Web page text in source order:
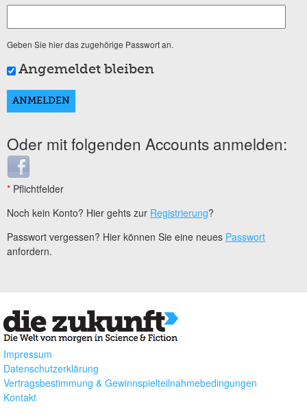
Geben Sie hier das zugehörige Passwort an.
Angemeldet bleiben
Oder mit folgenden Accounts anmelden:
Login with Facebook
* Pflichtfelder
Noch kein Konto? Hier gehts zur Registrierung?
Passwort vergessen? Hier können Sie eine neues Passwort
anfordern.
Impressum
Datenschutzerklärung
Vertragsbestimmung & Gewinnspielteilnahmebedingungen
Kontakt